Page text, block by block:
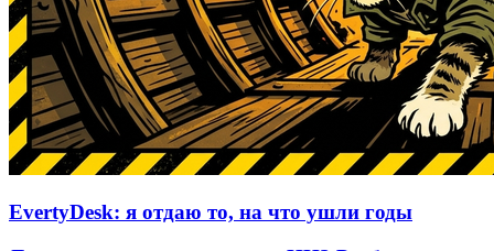
EvertyDesk: я отдаю то, на что ушли годы